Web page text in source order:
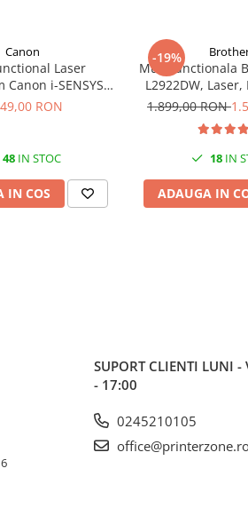
Canon
Laser
Canon i-SENSYS
A4, Duplex, Wi-Fi,
RON
48IN STOC
IN COS
-19%
Multifunctionala
L2922DW,
Format A4,
1.899,00 RON
18IN
ADAUGA IN
SUPORT CLIENTI LUNI -
- 17:00
0245210105